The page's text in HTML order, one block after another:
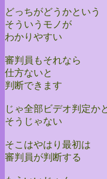
どっちがどうかという
そういうモノが
わかりやすい
審判員もそれなら
仕方ないと
判断できます
じゃ全部ビデオ判定か
そうじゃない
そこはやはり最初は
審判員が判断する